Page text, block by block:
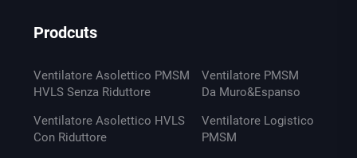
Prodcuts
Ventilatore Asolettico PMSM
HVLS Senza Riduttore
Ventilatore Asolettico HVLS
Con Riduttore
Ventilatore PMSM
Da Muro&Espanso
Ventilatore Logistico
PMSM